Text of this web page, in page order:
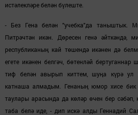
истәлекләре белән бүлеште.
- Без Гена белән "учебка"да таныштык.
Питрәчтән икән. Дөресен генә әйткәндә,
республиканың кай төшендә икәнен дә
егете икәнен белгәч, бөтенләй
тиф белән авырып киттем, шуңа күрә ул
катнаша алмадым. Генаның юмор хисе
таулары арасында да көләр өчен бер сәбәп,
таба белә иде, - дип искә алдыГеннадий